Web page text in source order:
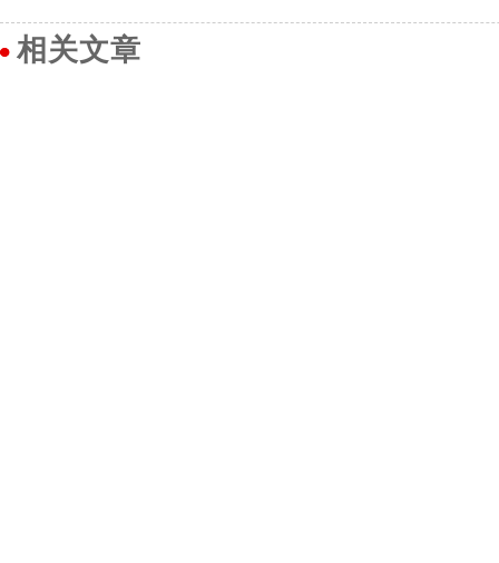
相关文章